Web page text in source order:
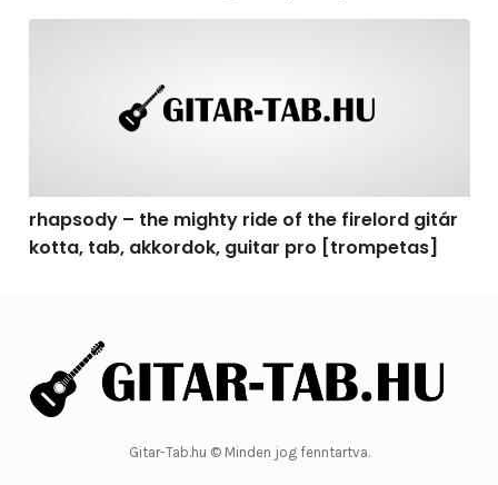
rhapsody – the mighty ride of the firelord gitár
kotta, tab, akkordok, guitar pro [trompetas]
Gitar-Tab.hu © Minden jog fenntartva.